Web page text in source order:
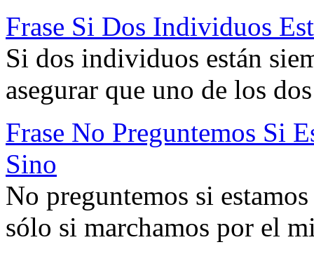
Frase Si Dos Individuos
Si dos individuos están
asegurar que uno de los
Frase No Preguntemos Si
Sino
No preguntemos si
sólo si marchamos por el